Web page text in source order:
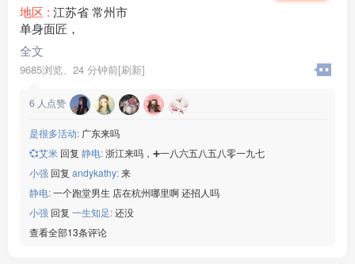
地区 : 江苏省 常州市
单身面匠，
全文
9685浏览、 24 分钟前[刷新]
6 人点赞
是很多活动: 广东来吗
💞艾米 回复 静电:浙江来吗，➕一八六五八五八零一九七
小强 回复 andykathy:来
静电:一个跑堂男生 店在杭州哪里啊 还招人吗
小强 回复 一生知足:还没
查看全部13条评论